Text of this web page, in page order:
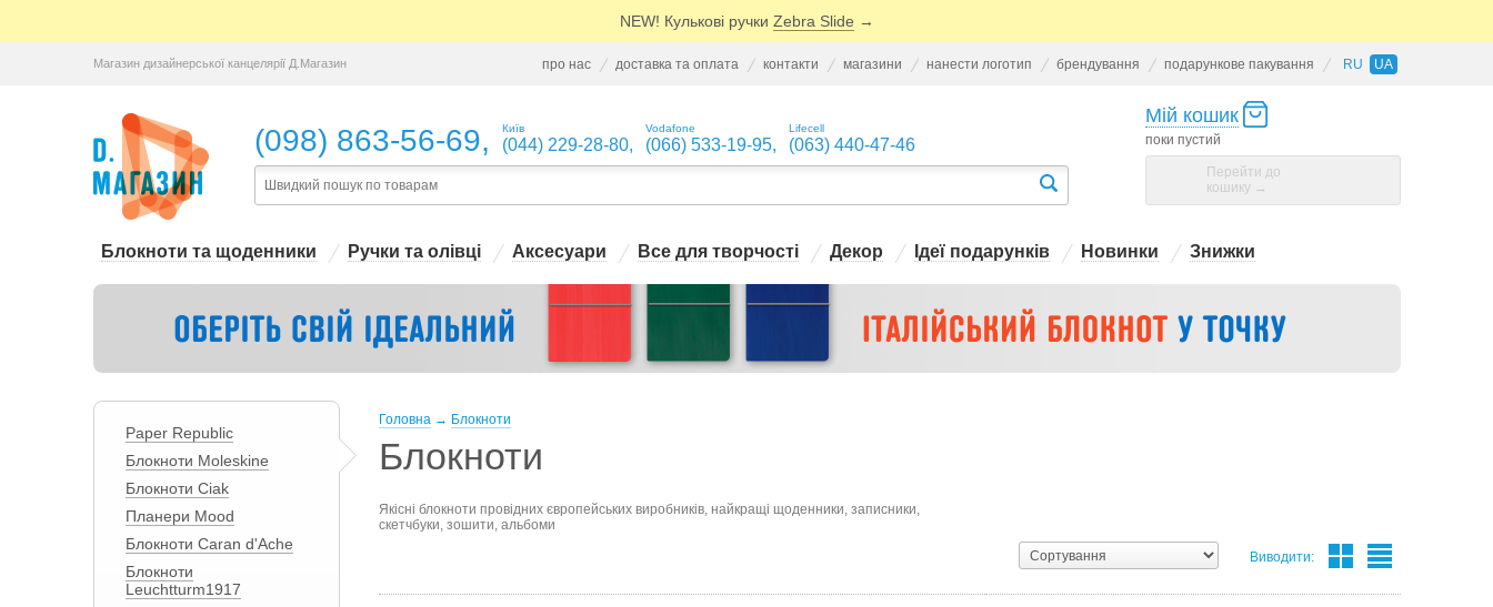
NEW! Кулькові ручки Zebra Slide →
Магазин дизайнерської канцелярії Д.Магазин про нас доставка та оплата контакти магазини нанести логотип брендування подарункове пакування RU UA
(098) 863-56-69, Київ
(044) 229-28-80,
Vodafone
(066) 533-19-95,
Lifecell
(063) 440-47-46
Мій кошик
поки пустий
Перейти до
кошику →
Блокноти та щоденники Ручки та олівці Аксесуари Все для творчості Декор Ідеї подарунків Новинки Знижки
Paper Republic
Блокноти Moleskine
Блокноти Ciak
Планери Mood
Блокноти Caran d'Ache
Блокноти
Leuchtturm1917
Головна → Блокноти
Блокноти
Якісні блокноти провідних європейських виробників, найкращі щоденники, записники,
скетчбуки, зошити, альбоми
Виводити: